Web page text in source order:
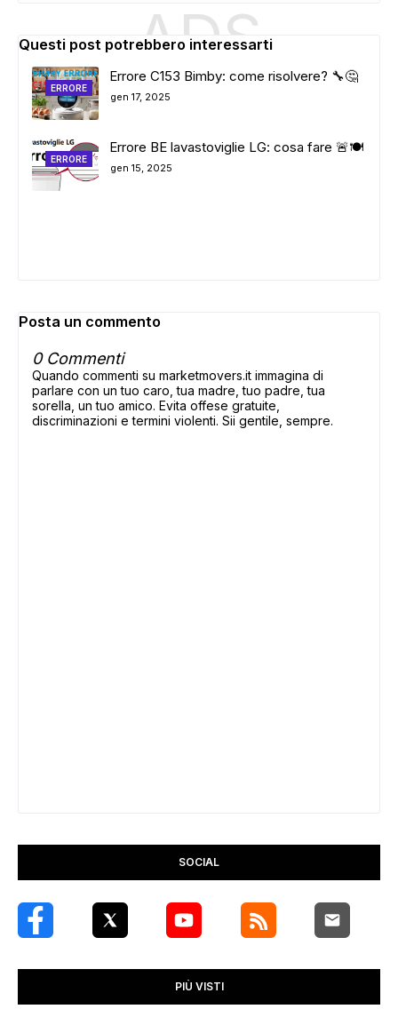
ADS
Questi post potrebbero interessarti
ERRORE
Errore C153 Bimby: come risolvere? 🔧🤔
gen 17, 2025
ERRORE
Errore BE lavastoviglie LG: cosa fare 🚨🍽️
gen 15, 2025
Posta un commento
0 Commenti
Quando commenti su marketmovers.it immagina di
parlare con un tuo caro, tua madre, tuo padre, tua
sorella, un tuo amico. Evita offese gratuite,
discriminazioni e termini violenti. Sii gentile, sempre.
SOCIAL
PIÙ VISTI